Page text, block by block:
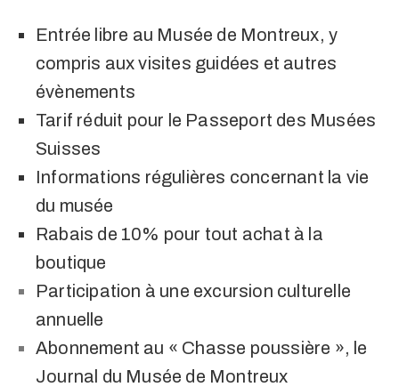
Entrée libre au Musée de Montreux, y
compris aux visites guidées et autres
évènements
Tarif réduit pour le Passeport des Musées
Suisses
Informations régulières concernant la vie
du musée
Rabais de 10% pour tout achat à la
boutique
Participation à une excursion culturelle
annuelle
Abonnement au « Chasse poussière », le
Journal du Musée de Montreux